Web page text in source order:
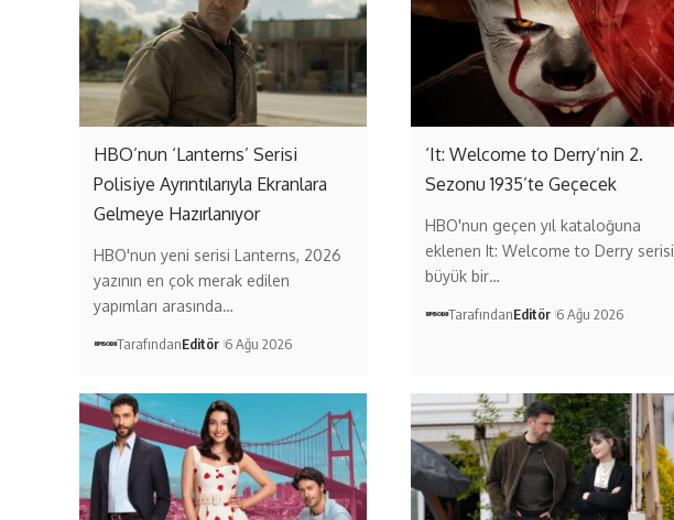
HBO’nun ‘Lanterns’ Serisi
Polisiye Ayrıntılarıyla Ekranlara
Gelmeye Hazırlanıyor
HBO'nun yeni serisi Lanterns, 2026
yazının en çok merak edilen
yapımları arasında…
TarafındanEditör 6 Ağu 2026
‘It: Welcome to Derry’nin 2.
Sezonu 1935’te Geçecek
HBO'nun geçen yıl kataloğuna
eklenen It: Welcome to Derry serisi
büyük bir…
TarafındanEditör 6 Ağu 2026